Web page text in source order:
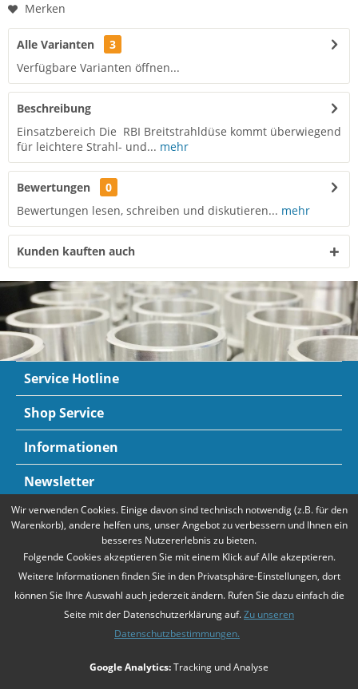
Merken
Alle Varianten
3
Verfügbare Varianten öffnen...
Beschreibung
Einsatzbereich Die RBI Breitstrahldüse kommt überwiegend
für leichtere Strahl- und... mehr
Bewertungen
0
Bewertungen lesen, schreiben und diskutieren... mehr
Kunden kauften auch
Service Hotline
Shop Service
Informationen
Newsletter
Zahlungsarten Mehr Informationen
falls nicht anders beschrieben
Wir verwenden Cookies. Einige davon sind technisch notwendig (z.B. für den
Warenkorb), andere helfen uns, unser Angebot zu verbessern und Ihnen ein
besseres Nutzererlebnis zu bieten.
Folgende Cookies akzeptieren Sie mit einem Klick auf Alle akzeptieren.
Weitere Informationen finden Sie in den Privatsphäre-Einstellungen, dort
können Sie Ihre Auswahl auch jederzeit ändern. Rufen Sie dazu einfach die
Seite mit der Datenschutzerklärung auf.Zu unseren
Datenschutzbestimmungen.
Google Analytics:Tracking und Analyse